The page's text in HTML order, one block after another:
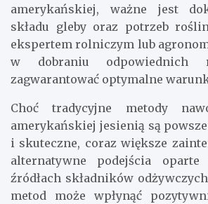
amerykańskiej, ważne jest
składu gleby oraz potrzeb
ekspertem rolniczym lub
w dobraniu odpowiednich
zagwarantować optymalne
Choć tradycyjne metody
amerykańskiej jesienią są
i skuteczne, coraz większe
alternatywne podejścia
źródłach składników
metod może wpłynąć